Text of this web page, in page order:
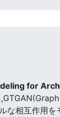
for
な相互作用